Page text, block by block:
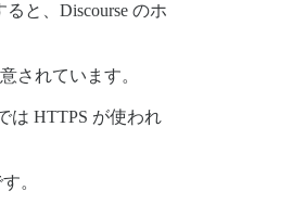
と、Discourse のホ
されています。
は HTTPS が使われ
。